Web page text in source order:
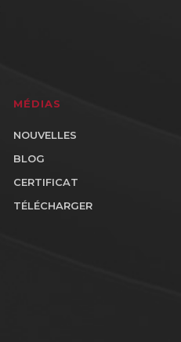
MÉDIAS
NOUVELLES
BLOG
CERTIFICAT
TÉLÉCHARGER